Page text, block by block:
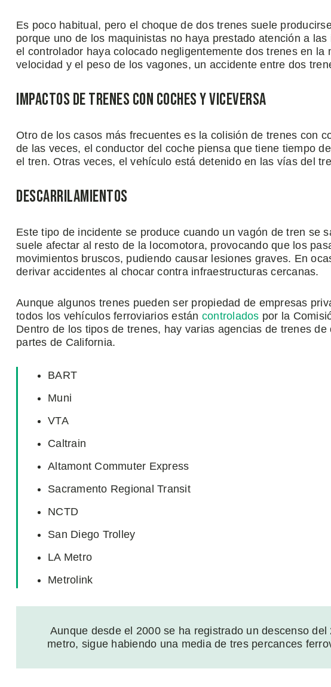
Es poco habitual, pero el choque de dos trenes suele
porque uno de los maquinistas no haya prestado atención a
el controlador haya colocado negligentemente dos trenes en
velocidad y el peso de los vagones, un accidente entre dos
Impactos de Trenes con Coches y Viceversa
Otro de los casos más frecuentes es la colisión de trenes con
de las veces, el conductor del coche piensa que tiene tiempo
el tren. Otras veces, el vehículo está detenido en las vías del
Descarrilamientos
Este tipo de incidente se produce cuando un vagón de tren se
suele afectar al resto de la locomotora, provocando que los
movimientos bruscos, pudiendo causar lesiones graves. En
derivar accidentes al chocar contra infraestructuras cercanas.
Aunque algunos trenes pueden ser propiedad de empresas
todos los vehículos ferroviarios están controlados por la
Dentro de los tipos de trenes, hay varias agencias de trenes
partes de California.
BART
Muni
VTA
Caltrain
Altamont Commuter Express
Sacramento Regional Transit
NCTD
San Diego Trolley
LA Metro
Metrolink
Aunque desde el 2000 se ha registrado un descenso
metro, sigue habiendo una media de tres percances